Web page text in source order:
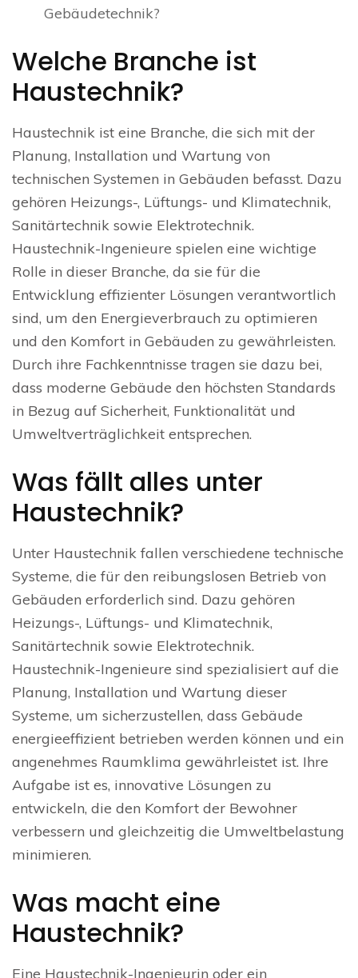
Gebäudetechnik?
Welche Branche ist
Haustechnik?
Haustechnik ist eine Branche, die sich mit der
Planung, Installation und Wartung von
technischen Systemen in Gebäuden befasst. Dazu
gehören Heizungs-, Lüftungs- und Klimatechnik,
Sanitärtechnik sowie Elektrotechnik.
Haustechnik-Ingenieure spielen eine wichtige
Rolle in dieser Branche, da sie für die
Entwicklung effizienter Lösungen verantwortlich
sind, um den Energieverbrauch zu optimieren
und den Komfort in Gebäuden zu gewährleisten.
Durch ihre Fachkenntnisse tragen sie dazu bei,
dass moderne Gebäude den höchsten Standards
in Bezug auf Sicherheit, Funktionalität und
Umweltverträglichkeit entsprechen.
Was fällt alles unter
Haustechnik?
Unter Haustechnik fallen verschiedene technische
Systeme, die für den reibungslosen Betrieb von
Gebäuden erforderlich sind. Dazu gehören
Heizungs-, Lüftungs- und Klimatechnik,
Sanitärtechnik sowie Elektrotechnik.
Haustechnik-Ingenieure sind spezialisiert auf die
Planung, Installation und Wartung dieser
Systeme, um sicherzustellen, dass Gebäude
energieeffizient betrieben werden können und ein
angenehmes Raumklima gewährleistet ist. Ihre
Aufgabe ist es, innovative Lösungen zu
entwickeln, die den Komfort der Bewohner
verbessern und gleichzeitig die Umweltbelastung
minimieren.
Was macht eine
Haustechnik?
Eine Haustechnik-Ingenieurin oder ein